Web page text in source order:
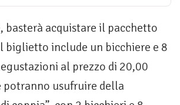
basterà acquistare il pacchetto
biglietto include un bicchiere e 8
al prezzo di 20,00
potranno usufruire della